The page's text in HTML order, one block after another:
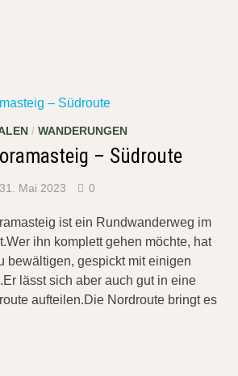
/ WANDERUNGEN
– Südroute
31. Mai 2023 0
ist ein Rundwanderweg im
ihn komplett gehen möchte, hat
bewältigen, gespickt mit einigen
lässt sich aber auch gut in eine
aufteilen.Die Nordroute bringt es